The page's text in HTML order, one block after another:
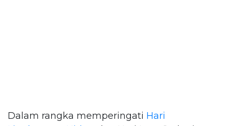
Dalam rangka memperingati Hari